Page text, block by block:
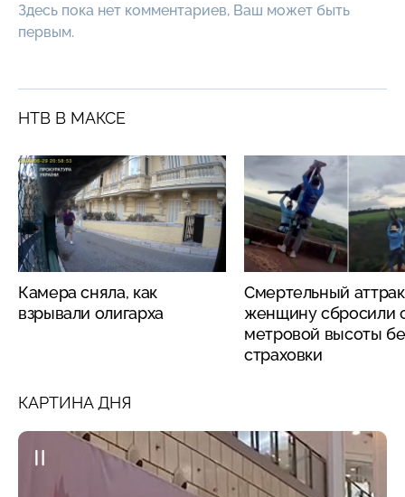
Здесь пока нет комментариев, Ваш может быть
первым.
НТВ В МАКСЕ
Камера сняла, как
взрывали олигарха
Смертельный
женщину сбросили
метровой высоты
страховки
КАРТИНА ДНЯ